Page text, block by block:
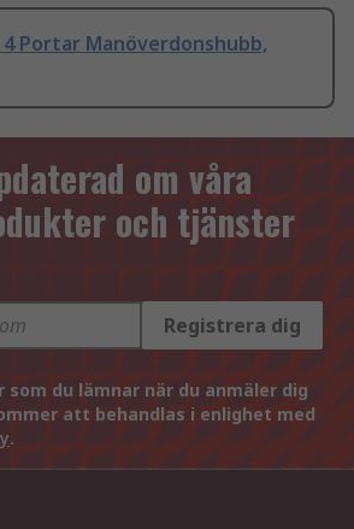
Portar Manöverdonshubb,
om våra
och tjänster
Registrera dig
du lämnar när du anmäler dig
att behandlas i enlighet med
.